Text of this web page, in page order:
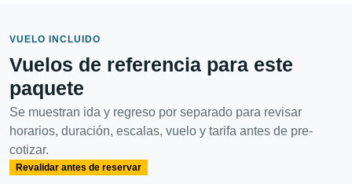
VUELO INCLUIDO
Vuelos de referencia para este
paquete
Se muestran ida y regreso por separado para revisar
horarios, duración, escalas, vuelo y tarifa antes de pre-
cotizar.
Revalidar antes de reservar